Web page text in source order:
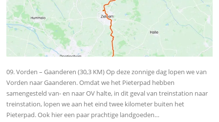
09. Vorden – Gaanderen (30,3 KM) Op deze zonnige dag lopen we van
Vorden naar Gaanderen. Omdat we het Pieterpad hebben
samengesteld van- en naar OV halte, in dit geval van treinstation naar
treinstation, lopen we aan het eind twee kilometer buiten het
Pieterpad. Ook hier een paar prachtige landgoeden…